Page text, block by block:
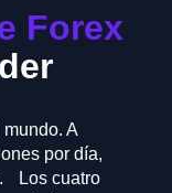
Forex
A
por día,
Los cuatro